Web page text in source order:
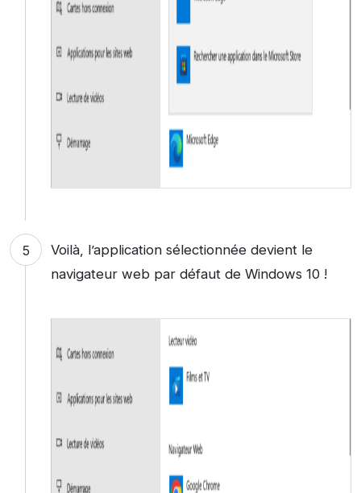
Voilà, l’application sélectionnée devient le
navigateur web par défaut de Windows 10 !